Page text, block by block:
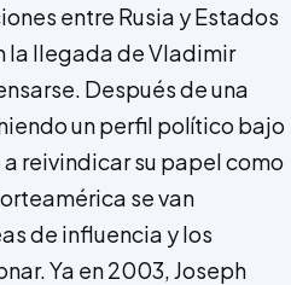
entre Rusia y Estados
la llegada de Vladimir
Después de una
un perfil político bajo
reivindicar su papel como
se van
de influencia y los
Ya en 2003, Joseph